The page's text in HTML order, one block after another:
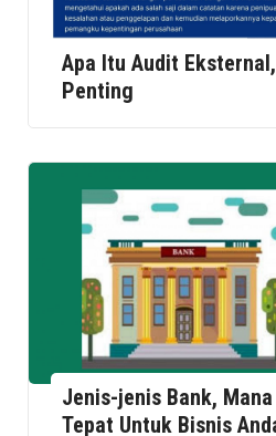
Apa Itu Audit
Penting
Jenis-jenis Bank,
Tepat Untuk Bisnis